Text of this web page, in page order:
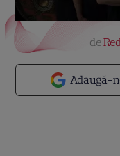
Adaugă-
de